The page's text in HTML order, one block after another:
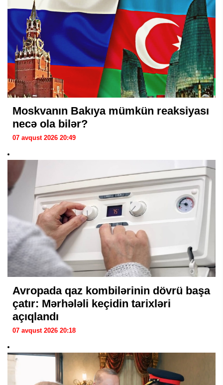
Moskvanın Bakıya mümkün reaksiyası
necə ola bilər?
07 avqust 2026 20:49
Avropada qaz kombilərinin dövrü başa
çatır: Mərhələli keçidin tarixləri
açıqlandı
07 avqust 2026 20:18